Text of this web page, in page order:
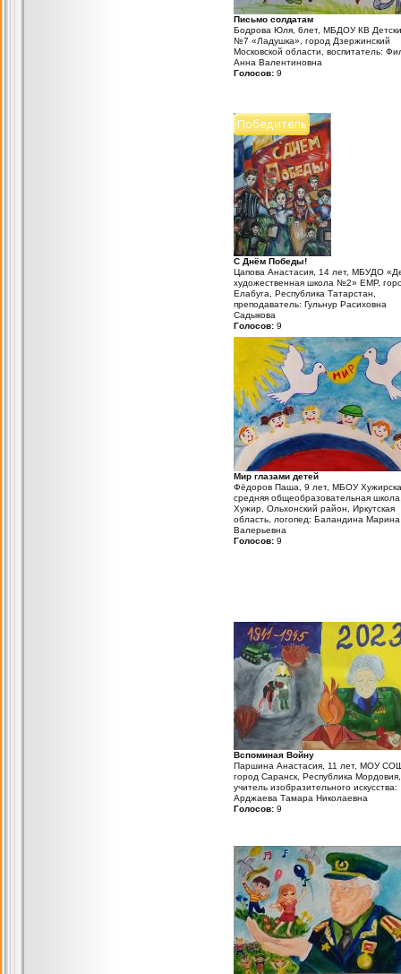
Письмо солдатам
Бодрова Юля, 6лет, МБДОУ КВ
№7 «Ладушка», город Дзержинский
Московской области, воспитатель:
Анна Валентиновна
Голосов: 9
С Днём Победы!
Цапова Анастасия, 14 лет, МБУДО
художественная школа №2» ЕМР,
Елабуга, Республика Татарстан,
преподаватель: Гульнур Расиховна
Садыкова
Голосов: 9
Мир глазами детей
Фёдоров Паша, 9 лет, МБОУ
средняя общеобразовательная
Хужир, Ольхонский район, Иркутская
область, логопед: Баландина Марина
Валерьевна
Голосов: 9
Вспоминая Войну
Паршина Анастасия, 11 лет, МОУ
город Саранск, Республика Мордовия,
учитель изобразительного искусства:
Арджаева Тамара Николаевна
Голосов: 9